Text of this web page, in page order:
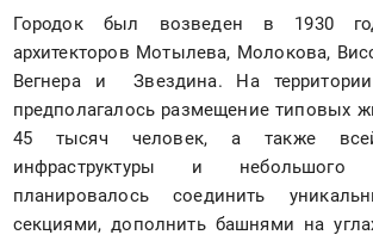
Городок был возведен в 1930
архитекторов Мотылева, Молокова,
Вегнера и  Звездина. На
предполагалось размещение типовых
45 тысяч человек, а также
инфраструктуры и
планировалось соединить
секциями, дополнить башнями на